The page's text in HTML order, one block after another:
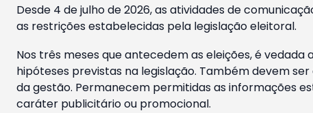
Desde 4 de julho de 2026, as atividades de
as restrições estabelecidas pela legislação eleitoral.
Nos três meses que antecedem as eleições, é
hipóteses previstas na legislação. Também devem
da gestão. Permanecem permitidas as informações
caráter publicitário ou promocional.